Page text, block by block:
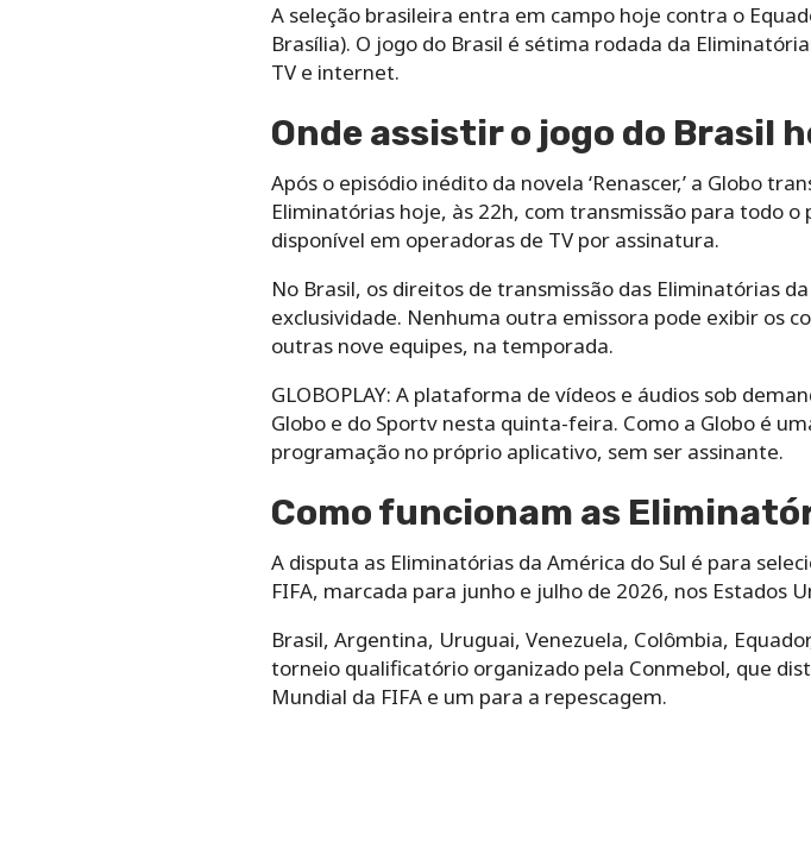
A seleção brasileira entra em campo hoje contra o
Brasília). O jogo do Brasil é sétima rodada da
TV e internet.
Onde assistir o jogo do Brasil
Após o episódio inédito da novela ‘Renascer,’ a Globo
Eliminatórias hoje, às 22h, com transmissão para todo
disponível em operadoras de TV por assinatura.
No Brasil, os direitos de transmissão das Eliminatórias
exclusividade. Nenhuma outra emissora pode exibir os
outras nove equipes, na temporada.
GLOBOPLAY: A plataforma de vídeos e áudios sob
Globo e do Sportv nesta quinta-feira. Como a Globo é
programação no próprio aplicativo, sem ser assinante.
Como funcionam as
A disputa as Eliminatórias da América do Sul é para
FIFA, marcada para junho e julho de 2026, nos Estados
Brasil, Argentina, Uruguai, Venezuela, Colômbia,
torneio qualificatório organizado pela Conmebol, que
Mundial da FIFA e um para a repescagem.